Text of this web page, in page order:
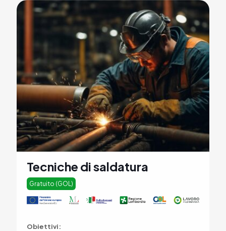
Tecniche di saldatura
Gratuito (GOL)
Obiettivi: